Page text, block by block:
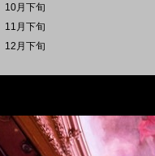
10月下旬
11月下旬
12月下旬